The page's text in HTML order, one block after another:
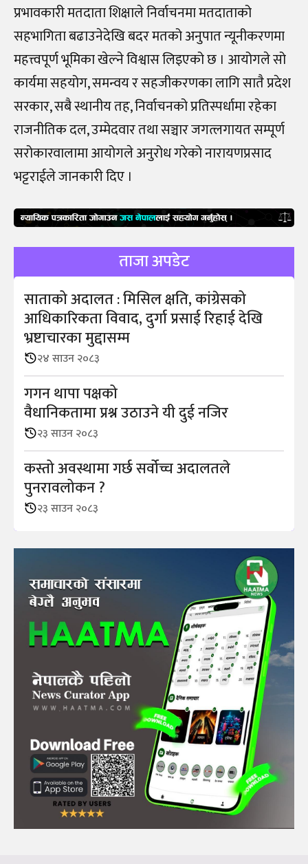
प्रभावकारी मतदाता शिक्षाले निर्वाचनमा मतदाताको
सहभागिता बढाउनेदेखि बदर मतको अनुपात न्यूनीकरणमा
महत्त्वपूर्ण भूमिका खेल्ने विश्वास लिइएको छ । आयोगले सो
कार्यमा सहयोग, समन्वय र सहजीकरणका लागि सातै प्रदेश
सरकार, सबै स्थानीय तह, निर्वाचनको प्रतिस्पर्धामा रहेका
राजनीतिक दल, उम्मेदवार तथा सञ्चार जगत्लगायत सम्पूर्ण
सरोकारवालामा आयोगले अनुरोध गरेको नारायणप्रसाद
भट्टराईले जानकारी दिए ।
ताजा अपडेट
साताको अदालत : मिसिल क्षति, कांग्रेसको
आधिकारिकता विवाद, दुर्गा प्रसाई रिहाई देखि
भ्रष्टाचारका मुद्दासम्म
२४ साउन २०८३
गगन थापा पक्षको
वैधानिकतामा प्रश्न उठाउने यी दुई नजिर
२३ साउन २०८३
कस्तो अवस्थामा गर्छ सर्वोच्च अदालतले
पुनरावलोकन ?
२३ साउन २०८३